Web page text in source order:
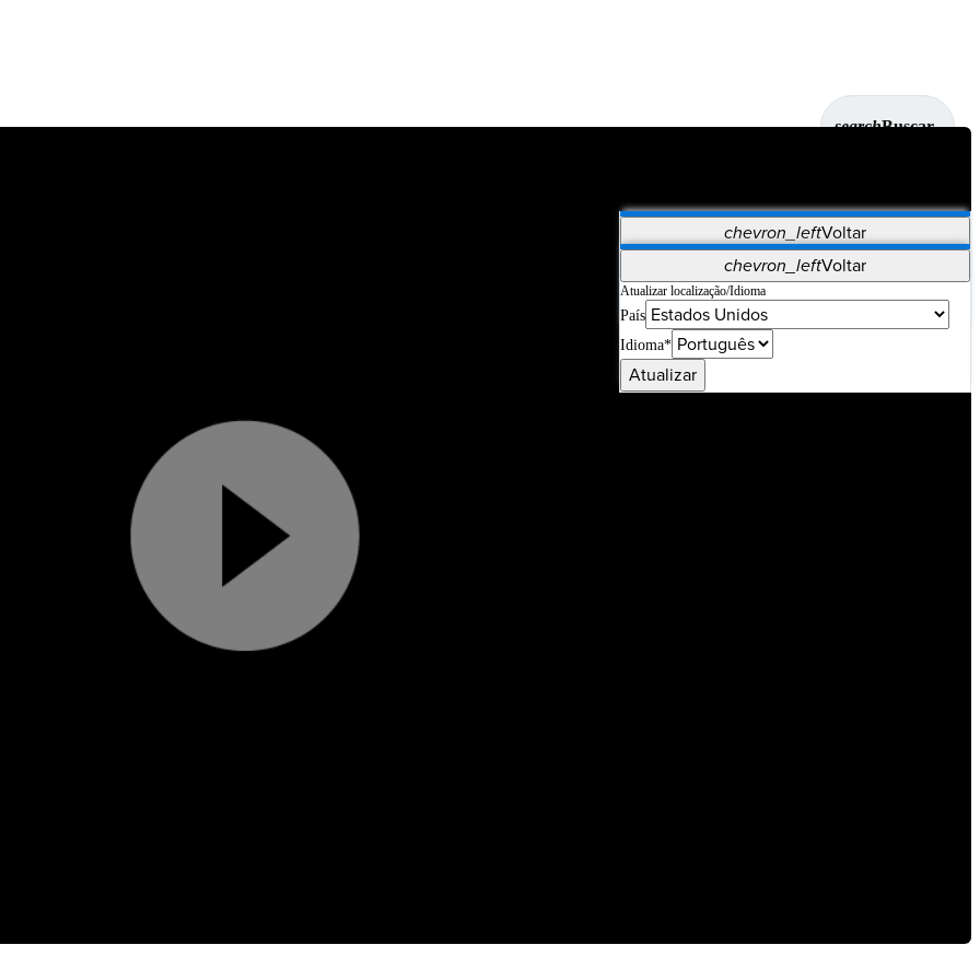
searchBuscar
chevron_leftVoltar
Vet Systems OrthoPedia Patient
Supplier Portal
Synergy Imaging & Resection
chevron_leftVoltar
Atualizar localização/Idioma
País
Idioma*
Atualizar
Play